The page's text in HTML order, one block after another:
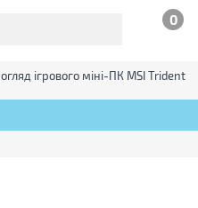
0
ігрового міні-ПК MSI Trident